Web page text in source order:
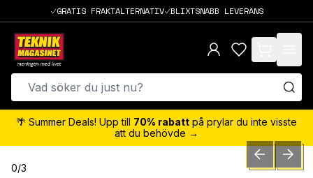
GRATIS FRAKTALTERNATIV BLIXTSNABB LEVERANS
items in cart,
🌴 Summer Deals! Upp till 70% rabatt på prylar du inte visste
att du behövde →
0/3 PREVIOUSNEXT